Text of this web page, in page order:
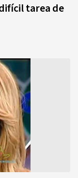
tarea de